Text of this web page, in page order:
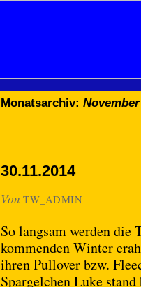
Monatsarchiv:
30.11.2014
Von TW_ADMIN
So langsam werden die
kommenden Winter
ihren Pullover bzw.
Spargelchen Luke